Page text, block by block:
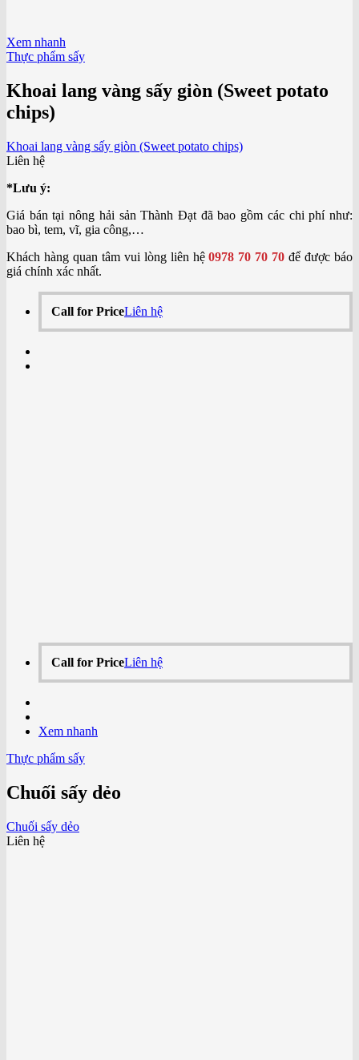
Xem nhanh
Thực phẩm sấy
Khoai lang vàng sấy giòn (Sweet potato
chips)
Khoai lang vàng sấy giòn (Sweet potato chips)
Liên hệ
*Lưu ý:
Giá bán tại nông hải sản Thành Đạt đã bao gồm các chi phí như:
bao bì, tem, vĩ, gia công,…
Khách hàng quan tâm vui lòng liên hệ0978 70 70 70 để được báo
giá chính xác nhất.
Call for PriceLiên hệ
Call for PriceLiên hệ
Xem nhanh
Thực phẩm sấy
Chuối sấy dẻo
Chuối sấy dẻo
Liên hệ